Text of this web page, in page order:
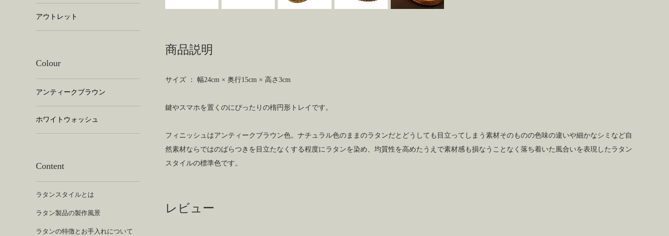
商品説明
サイズ ： 幅24cm × 奥行15cm × 高さ3cm
鍵やスマホを置くのにぴったりの楕円形トレイです。
フィニッシュはアンティークブラウン色。ナチュラル色のままのラタンだとどうしても目立ってしまう素材そのものの色味の違いや細かなシミなど自
然素材ならではのばらつきを目立たなくする程度にラタンを染め、均質性を高めたうえで素材感も損なうことなく落ち着いた風合いを表現したラタン
スタイルの標準色です。
レビュー
アウトレット
Colour
アンティークブラウン
ホワイトウォッシュ
Content
ラタンスタイルとは
ラタン製品の製作風景
ラタンの特徴とお手入れについて